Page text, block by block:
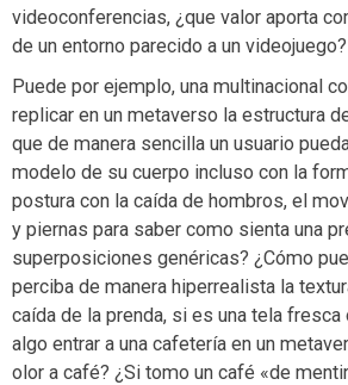
videoconferencias, ¿que valor aporta
de un entorno parecido a un videojuego?
Puede por ejemplo, una multinacional
replicar en un metaverso la estructura
que de manera sencilla un usuario
modelo de su cuerpo incluso con la
postura con la caída de hombros, el
y piernas para saber como sienta una
superposiciones genéricas? ¿Cómo
perciba de manera hiperrealista la
caída de la prenda, si es una tela fresca
algo entrar a una cafetería en un
olor a café? ¿Si tomo un café «de